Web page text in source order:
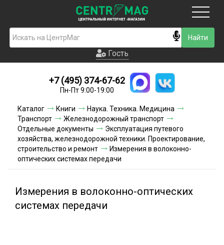
Гость
Новинки
Условия доставки
Условия оплаты
Контакты
Гость
+7 (495) 374-67-62
Пн-Пт 9:00-19:00
Каталог Книги
Наука. Техника. Медицина
Транспорт
Железнодорожный транспорт
Отдельные документы
Эксплуатация путевого
хозяйства, железнодорожной техники. Проектирование,
строительство и ремонт
Измерения в волоконно-
оптических системах передачи
Измерения в волоконно-оптических
системах передачи